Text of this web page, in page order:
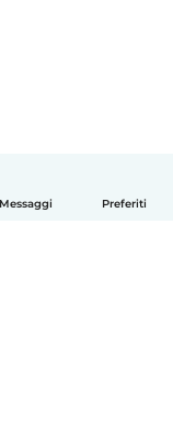
Messaggi Preferiti